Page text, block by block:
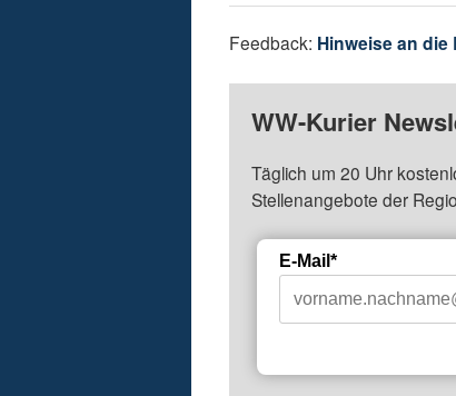
Feedback: Hinweise an die
WW-Kurier
Täglich um 20 Uhr
Stellenangebote der
E-Mail*